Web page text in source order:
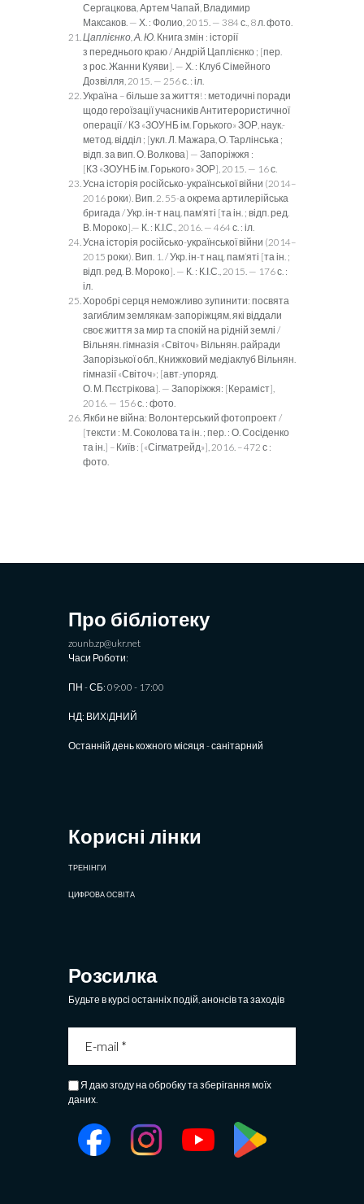
Сергац­кова, Артем Чапай, Владимир
Максаков. — Х. : Фолио, 2015. — 384 с., 8 л. фото.
Цаплієнко, А. Ю. Книга змін : історії
з переднього краю / Андрій Цаплієнко ; [пер.
з рос. Жанни Куяви]. — Х. : Клуб Сі­мейного
Дозвілля, 2015. — 256 с. : іл.
Україна – більше за життя! : методичні поради
щодо героїза­ції учасників Антитерористичної
операції / КЗ «ЗОУНБ ім. Горького» ЗОР, наук.-
метод. відділ ; [укл. Л. Мажара, О. Тар­лінська ;
відп. за вип. О. Волкова] — Запоріжжя :
[КЗ «ЗОУНБ ім. Горького» ЗОР], 2015. — 16 с.
Усна історія російсько-української війни (2014–
2016 роки). Вип. 2. 55-а окрема артилерійська
бригада / Укр. ін-т нац. пам’яті [та ін. ; відп. ред.
В. Мороко].— К. : К.І.С., 2016. — 464 с. : іл.
Усна історія російсько-української війни (2014–
2015 роки). Вип. 1. / Укр. ін-т нац. пам’яті [та ін. ;
відп. ред. В. Мороко]. — К. : К.І.С., 2015. — 176 с. :
іл.
Хоробрі серця неможливо зупинити: посвята
загиблим зем­лякам-запоріжцям, які віддали
своє життя за мир та спокій на рідній землі /
Вільнян. гімназія «Світоч» Вільнян. райради
Запорізької обл., Книжковий медіаклуб Вільнян.
гімназії «Світоч»; [авт.-упоряд.
О. М. Пєстрікова]. — Запоріжжя: [Кера­міст],
2016. — 156 с. : фото.
Якби не війна: Волонтерський фотопроект /
[тексти : М. Со­колова та ін. ; пер. : О. Сосіденко
та ін.] – Київ : [«Сігмат­рейд»], 2016. – 472 с :
фото.
Про бібліотеку
zounb.zp@ukr.net
Часи Роботи:
ПН - СБ: 09:00 - 17:00
НД: ВИХIДНИЙ
Останній день кожного місяця - санітарний
Корисні лінки
ТРЕНІНГИ
ЦИФРОВА ОСВІТА
Розсилка
Будьте в курсі останніх подій, анонсів та заходів
Я даю згоду на обробку та зберігання моїх
даних.